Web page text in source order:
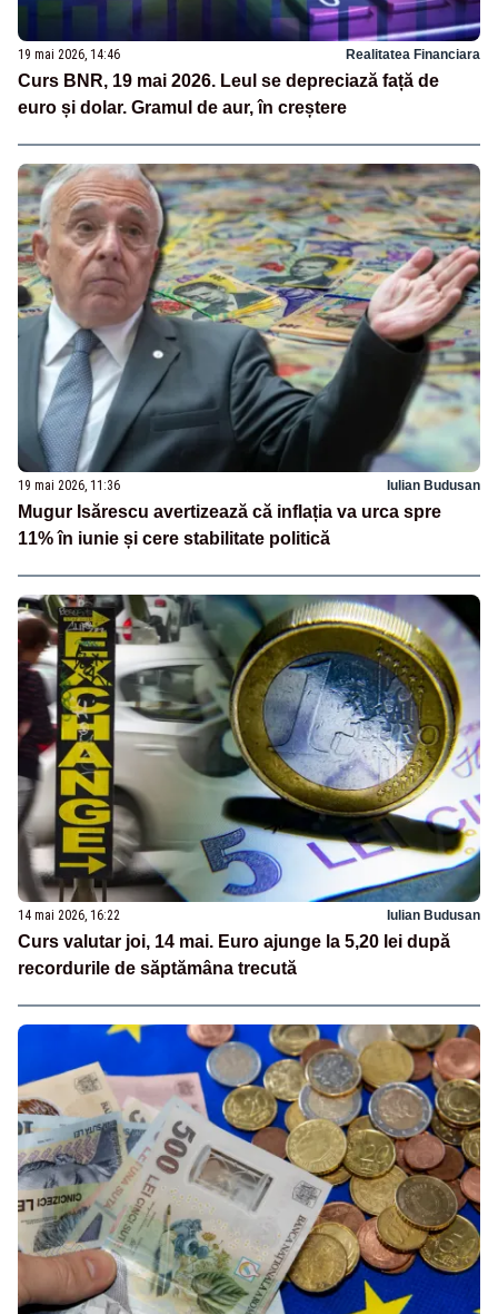
19 mai 2026, 14:46 Realitatea Financiara
Curs BNR, 19 mai 2026. Leul se depreciază față de
euro și dolar. Gramul de aur, în creștere
19 mai 2026, 11:36 Iulian Budusan
Mugur Isărescu avertizează că inflația va urca spre
11% în iunie și cere stabilitate politică
14 mai 2026, 16:22 Iulian Budusan
Curs valutar joi, 14 mai. Euro ajunge la 5,20 lei după
recordurile de săptămâna trecută